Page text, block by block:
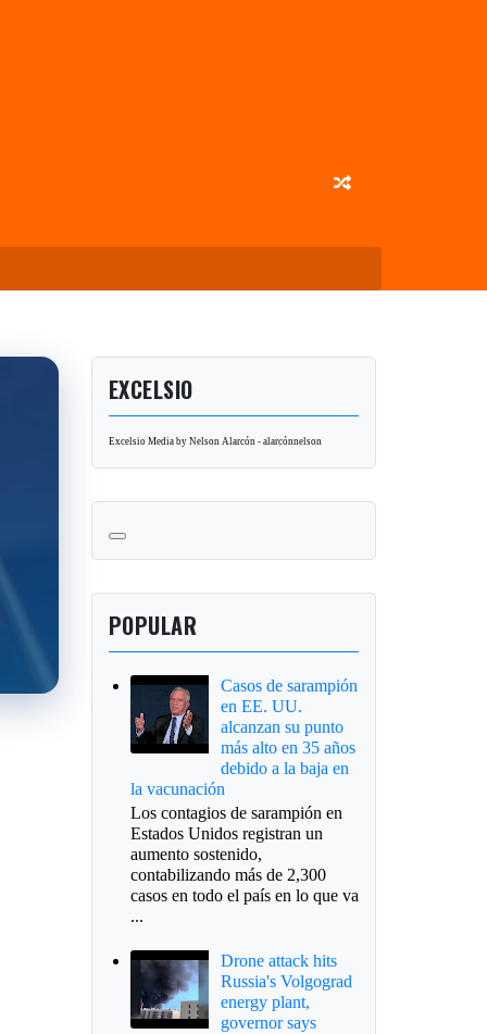
EXCELSIO
Excelsio Media by Nelson Alarcón - alarcónnelson
POPULAR
Casos de sarampión
en EE. UU.
alcanzan su punto
más alto en 35 años
debido a la baja en
la vacunación
Los contagios de sarampión en
Estados Unidos registran un
aumento sostenido,
contabilizando más de 2,300
casos en todo el país en lo que va
...
Drone attack hits
Russia's Volgograd
energy plant,
governor says